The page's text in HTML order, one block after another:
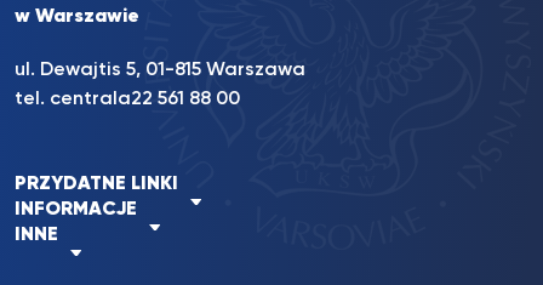
w Warszawie
ul. Dewajtis 5, 01-815 Warszawa
tel. centrala22 561 88 00
PRZYDATNE LINKI
INFORMACJE
INNE